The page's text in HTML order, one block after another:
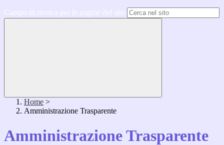
Home >
Amministrazione Trasparente
Amministrazione Trasparente